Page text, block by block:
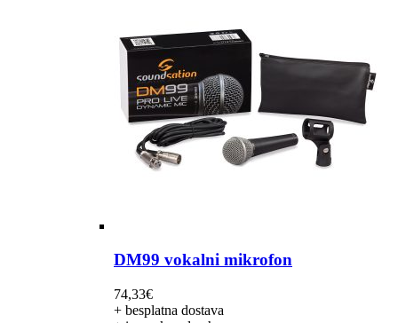
DM99 vokalni mikrofon
74,33€
+ besplatna dostava